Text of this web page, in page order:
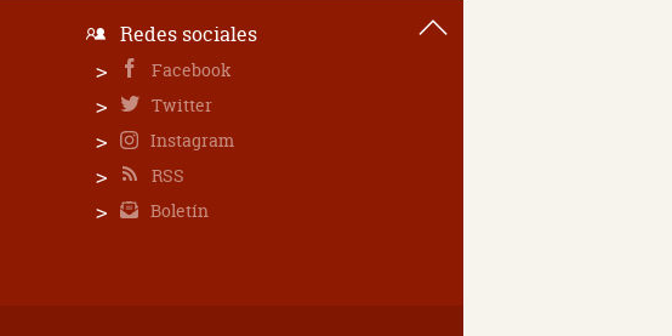
Redes sociales
Facebook
Twitter
Instagram
RSS
Boletín